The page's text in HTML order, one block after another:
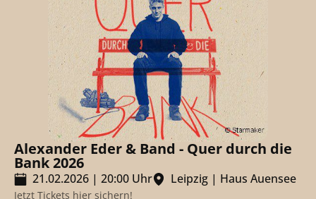
Alexander Eder & Band - Quer durch die
Bank 2026
21.02.2026 | 20:00 Uhr Leipzig | Haus Auensee
Jetzt Tickets hier sichern!